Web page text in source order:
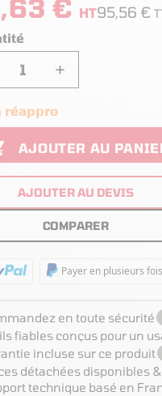
€ HT95,56 €
+
réappro
AJOUTER AU
AJOUTER AU DEVIS
COMPARER
Payer en plusieurs fois
en toute sécurité
fiables conçus pour un
incluse sur ce produit
détachées disponibles
technique basé en